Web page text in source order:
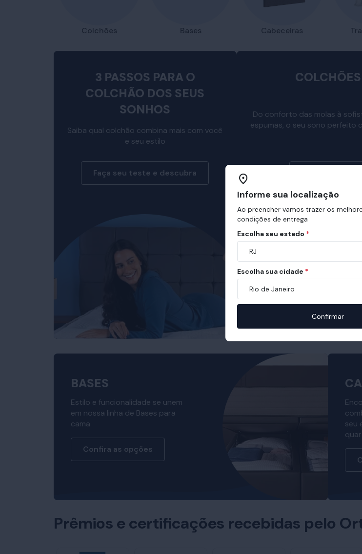
Colchões Bases Cabeceiras
3 PASSOS PARA O
COLCHÃO DOS SEUS
SONHOS
Saiba qual colchão combina mais com você
e seu estilo
Faça seu teste e descubra
COLCHÕES
Do conforto das molas à
espumas, o seu sono perfeito
BASES
Estilo e funcionalidade se unem
em nossa linha de Bases para
cama
Confira as opções
seu
Prêmios e certificações recebidas pelo
Informe sua localização
Ao preencher vamos trazer os
condições de entrega
Escolha seu estado *
RJ
Escolha sua cidade *
Rio de Janeiro
Confirmar